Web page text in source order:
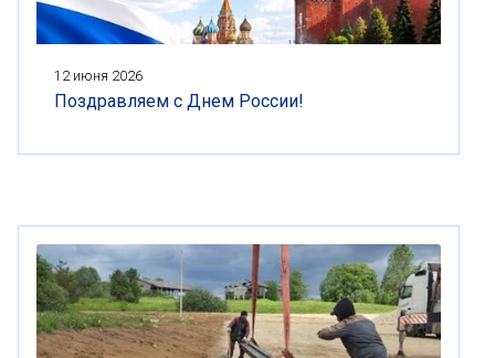
12 июня 2026
Поздравляем с Днем России!